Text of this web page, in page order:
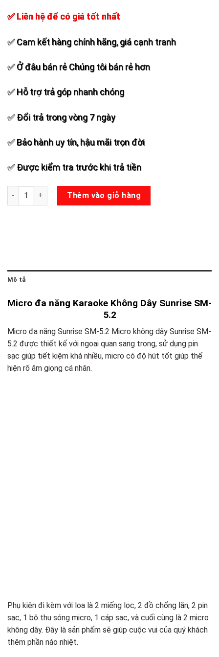
✅ Liên hệ để có giá tốt nhất
✅ Cam kết hàng chính hãng, giá cạnh tranh
✅ Ở đâu bán rẻ Chúng tôi bán rẻ hơn
✅ Hỗ trợ trả góp nhanh chóng
✅ Đổi trả trong vòng 7 ngày
✅ Bảo hành uy tín, hậu mãi trọn đời
✅ Được kiểm tra trước khi trả tiền
Micro đa năng Sunrise SM-5.2 số lượng
Thêm vào giỏ hàng
Mô tả
Micro đa năng Karaoke Không Dây Sunrise SM-
5.2
Micro đa năng Sunrise SM-5.2 Micro không dây Sunrise SM-
5.2 được thiết kế với ngoại quan sang trọng, sử dụng pin
sạc giúp tiết kiệm khá nhiều, micro có độ hút tốt giúp thể
hiện rõ âm giọng cá nhân.
Phụ kiện đi kèm với loa là 2 miếng lọc, 2 đồ chống lăn, 2 pin
sạc, 1 bộ thu sóng micro, 1 cáp sạc, và cuối cùng là 2 micro
không dây. Đây là sản phẩm sẽ giúp cuộc vui của quý khách
thêm phần náo nhiệt.